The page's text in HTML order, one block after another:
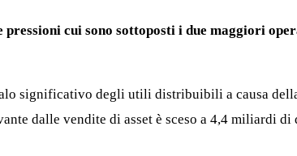
cui sono sottoposti i due maggiori
significativo degli utili distribuibili a causa
dalle vendite di asset è sceso a 4,4 miliardi